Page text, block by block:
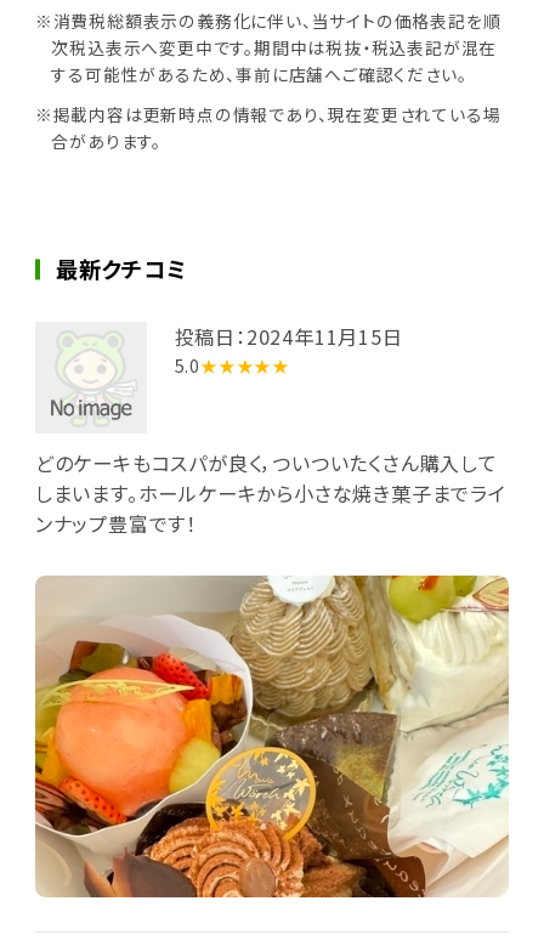
※消費税総額表示の義務化に伴い、当サイトの価格表記を順
次税込表示へ変更中です。期間中は税抜・税込表記が混在
する可能性があるため、事前に店舗へご確認ください。
※掲載内容は更新時点の情報であり、現在変更されている場
合があります。
最新クチコミ
投稿日：2024年11月15日
5.0★★★★★
どのケーキもコスパが良く，ついついたくさん購入して
しまいます。ホールケーキから小さな焼き菓子までライ
ンナップ豊富です！